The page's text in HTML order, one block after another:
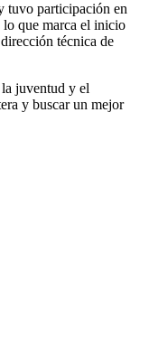
tuvo participación en
lo que marca el inicio
técnica de
juventud y el
y buscar un mejor